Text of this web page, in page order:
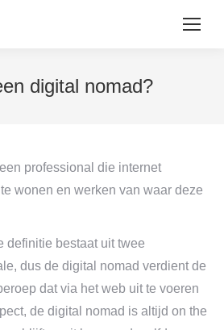
digital nomad?
professional die internet
wonen en werken van waar deze
definitie bestaat uit twee
dus de digital nomad verdient de
dat via het web uit te voeren
de digital nomad is altijd on the